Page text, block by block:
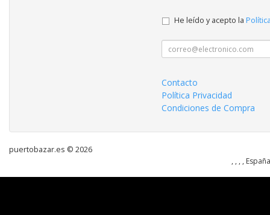
He leído y acepto la
Contacto
Política Privacidad
Condiciones de Compra
puertobazar.es © 2026
, , , ,